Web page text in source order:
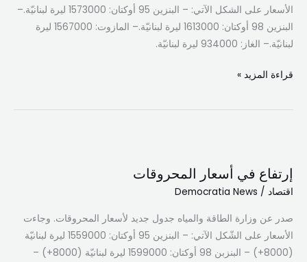
الأسعار على الشكل الآتي: – البنزين 95 أوكتان: 1573000 ليرة لبنانيّة.–
البنزين 98 أوكتان: 1613000 ليرة لبنانيّة.– المازوت: 1567000 ليرة
لبنانيّة.– الغاز: 934000 ليرة لبنانيّة.
قراءة المزيد »
إرتفاع في أسعار المحروقات
اقتصاد /
Democratia News
صدر عن وزارة الطاقة والمياه جدول جديد لأسعار المحروقات. وجاءت
الأسعار على الشّكل الآتي: – البنزين 95 أوكتان: 1559000 ليرة لبنانيّة
(8000+) – البنزبن 98 أوكتان: 1599000 ليرة لبنانيّة (8000+) –
أسعار
المحروقات